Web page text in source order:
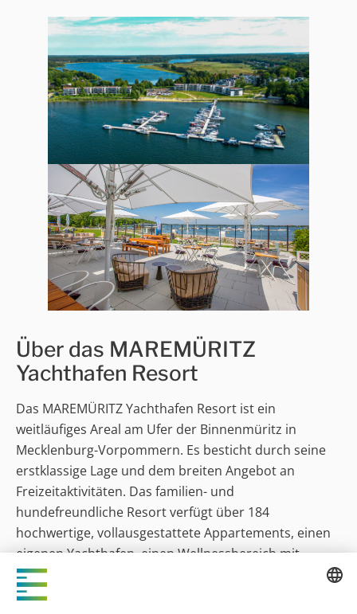
Über das MAREMÜRITZ
Yachthafen Resort
Das MAREMÜRITZ Yachthafen Resort ist ein
weitläufiges Areal am Ufer der Binnenmüritz in
Mecklenburg-Vorpommern. Es besticht durch seine
erstklassige Lage und dem breiten Angebot an
Freizeitaktivitäten. Das familien- und
hundefreundliche Resort verfügt über 184
hochwertige, vollausgestattete Appartements, einen
eigenen Yachthafen, einen Wellnessbereich mit
Saunen und Außenpool sowie das Restaurant Bella
Riva.